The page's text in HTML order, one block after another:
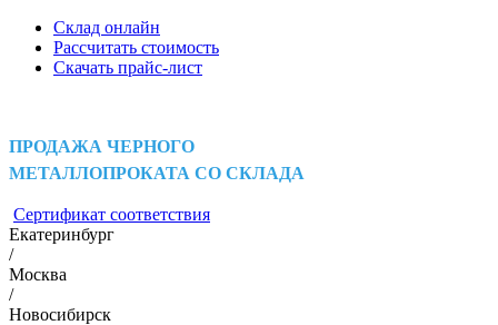
Склад онлайн
Рассчитать стоимость
Скачать прайс-лист
ПРОДАЖА ЧЕРНОГО
МЕТАЛЛОПРОКАТА СО СКЛАДА
Сертификат соответствия
Екатеринбург
/
Москва
/
Новосибирск